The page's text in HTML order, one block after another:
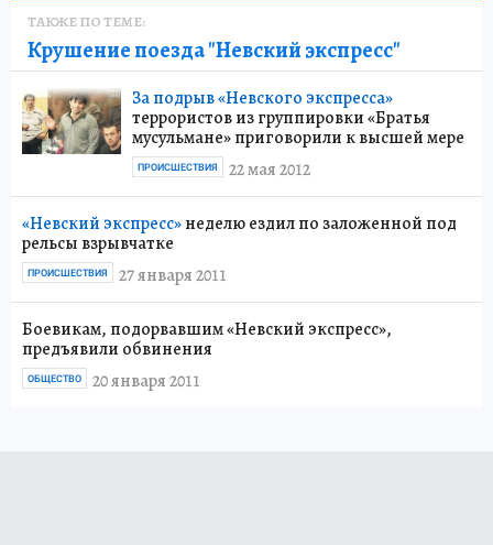
ТАКЖЕ ПО ТЕМЕ:
Крушение поезда "Невский экспресс"
За подрыв «Невского экспресса»
террористов из группировки «Братья
мусульмане» приговорили к высшей мере
22 мая 2012
ПРОИСШЕСТВИЯ
«Невский экспресс»неделю ездил по заложенной под
рельсы взрывчатке
27 января 2011
ПРОИСШЕСТВИЯ
Боевикам, подорвавшим «Невский экспресс»,
предъявили обвинения
20 января 2011
ОБЩЕСТВО